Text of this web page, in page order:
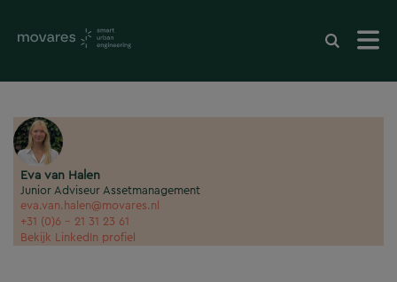
Eva van Halen
Junior Adviseur Assetmanagement
eva.van.halen@movares.nl
+31 (0)6 - 21 31 23 61
Bekijk LinkedIn profiel